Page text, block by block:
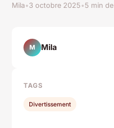
Mila•3 octobre 2025•5 min
M Mila
TAGS
Divertissement